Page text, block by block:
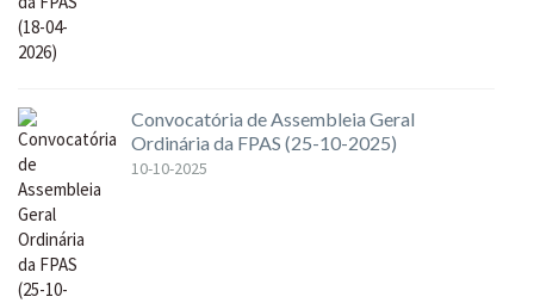
Convocatória de Assembleia Geral
Ordinária da FPAS (25-10-2025)
10-10-2025